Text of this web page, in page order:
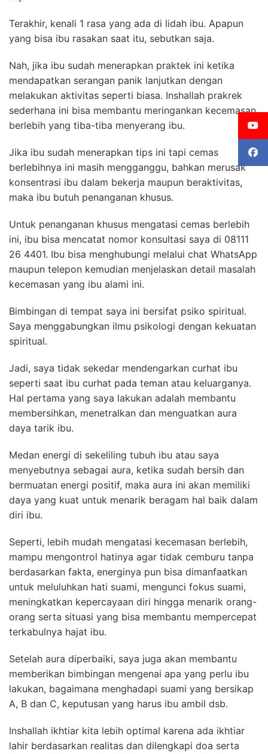
Terakhir, kenali 1 rasa yang ada di lidah ibu. Apapun
yang bisa ibu rasakan saat itu, sebutkan saja.
Nah, jika ibu sudah menerapkan praktek ini ketika
mendapatkan serangan panik lanjutkan dengan
melakukan aktivitas seperti biasa. Inshallah prakrek
sederhana ini bisa membantu meringankan kecemasan
berlebih yang tiba-tiba menyerang ibu.
Jika ibu sudah menerapkan tips ini tapi cemas
berlebihnya ini masih mengganggu, bahkan merusak
konsentrasi ibu dalam bekerja maupun beraktivitas,
maka ibu butuh penanganan khusus.
Untuk penanganan khusus mengatasi cemas berlebih
ini, ibu bisa mencatat nomor konsultasi saya di 08111
26 4401. Ibu bisa menghubungi melalui chat WhatsApp
maupun telepon kemudian menjelaskan detail masalah
kecemasan yang ibu alami ini.
Bimbingan di tempat saya ini bersifat psiko spiritual.
Saya menggabungkan ilmu psikologi dengan kekuatan
spiritual.
Jadi, saya tidak sekedar mendengarkan curhat ibu
seperti saat ibu curhat pada teman atau keluarganya.
Hal pertama yang saya lakukan adalah membantu
membersihkan, menetralkan dan menguatkan aura
daya tarik ibu.
Medan energi di sekeliling tubuh ibu atau saya
menyebutnya sebagai aura, ketika sudah bersih dan
bermuatan energi positif, maka aura ini akan memiliki
daya yang kuat untuk menarik beragam hal baik dalam
diri ibu.
Seperti, lebih mudah mengatasi kecemasan berlebih,
mampu mengontrol hatinya agar tidak cemburu tanpa
berdasarkan fakta, energinya pun bisa dimanfaatkan
untuk meluluhkan hati suami, mengunci fokus suami,
meningkatkan kepercayaan diri hingga menarik orang-
orang serta situasi yang bisa membantu mempercepat
terkabulnya hajat ibu.
Setelah aura diperbaiki, saya juga akan membantu
memberikan bimbingan mengenai apa yang perlu ibu
lakukan, bagaimana menghadapi suami yang bersikap
A, B dan C, keputusan yang harus ibu ambil dsb.
Inshallah ikhtiar kita lebih optimal karena ada ikhtiar
lahir berdasarkan realitas dan dilengkapi doa serta